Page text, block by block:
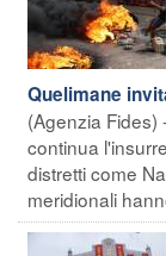
Quelimane
(Agenzia Fides)
continua
distretti come
meridionali